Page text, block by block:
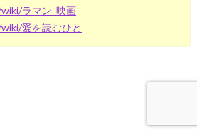
ラマン_映画
愛を読むひと